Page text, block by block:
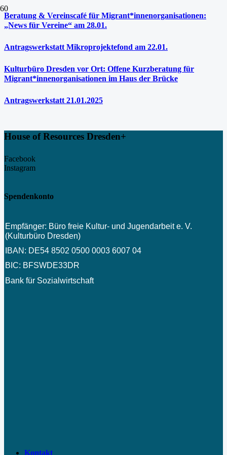
Beratung & Vereinscafé für Migrant*innenorganisationen:
„News für Vereine“ am 28.01.
Antragswerkstatt Mikroprojektefond am 22.01.
Kulturbüro Dresden vor Ort: Offene Kurzberatung für
Migrant*innenorganisationen im Haus der Brücke
Antragswerkstatt 21.01.2025
House of Resources Dresden+
Facebook
Instagram
Spendenkonto
Empfänger: Büro freie Kultur- und Jugendarbeit e. V.
(Kulturbüro Dresden)
IBAN: DE54 8502 0500 0003 6007 04
BIC: BFSWDE33DR
Bank für Sozialwirtschaft
Kontakt